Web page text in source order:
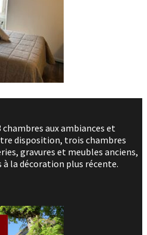
aux ambiances et
disposition, trois chambres
gravures et meubles anciens,
la décoration plus récente.